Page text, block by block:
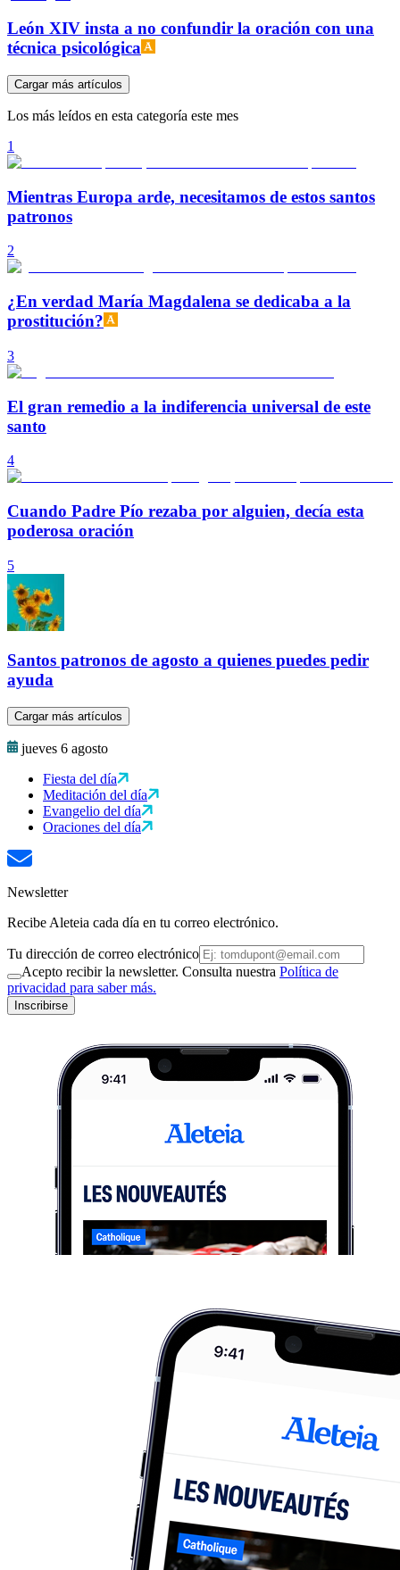
León XIV insta a no confundir la oración con una
técnica psicológica
Cargar más artículos
Los más leídos en esta categoría este mes
1
Mientras Europa arde, necesitamos de estos santos
patronos
2
¿En verdad María Magdalena se dedicaba a la
prostitución?
3
El gran remedio a la indiferencia universal de este
santo
4
Cuando Padre Pío rezaba por alguien, decía esta
poderosa oración
5
Santos patronos de agosto a quienes puedes pedir
ayuda
Cargar más artículos
jueves 6 agosto
Fiesta del día
Meditación del día
Evangelio del día
Oraciones del día
Newsletter
Recibe Aleteia cada día en tu correo electrónico.
Tu dirección de correo electrónico
Acepto recibir la newsletter. Consulta nuestra Política de
privacidad para saber más.
Inscribirse